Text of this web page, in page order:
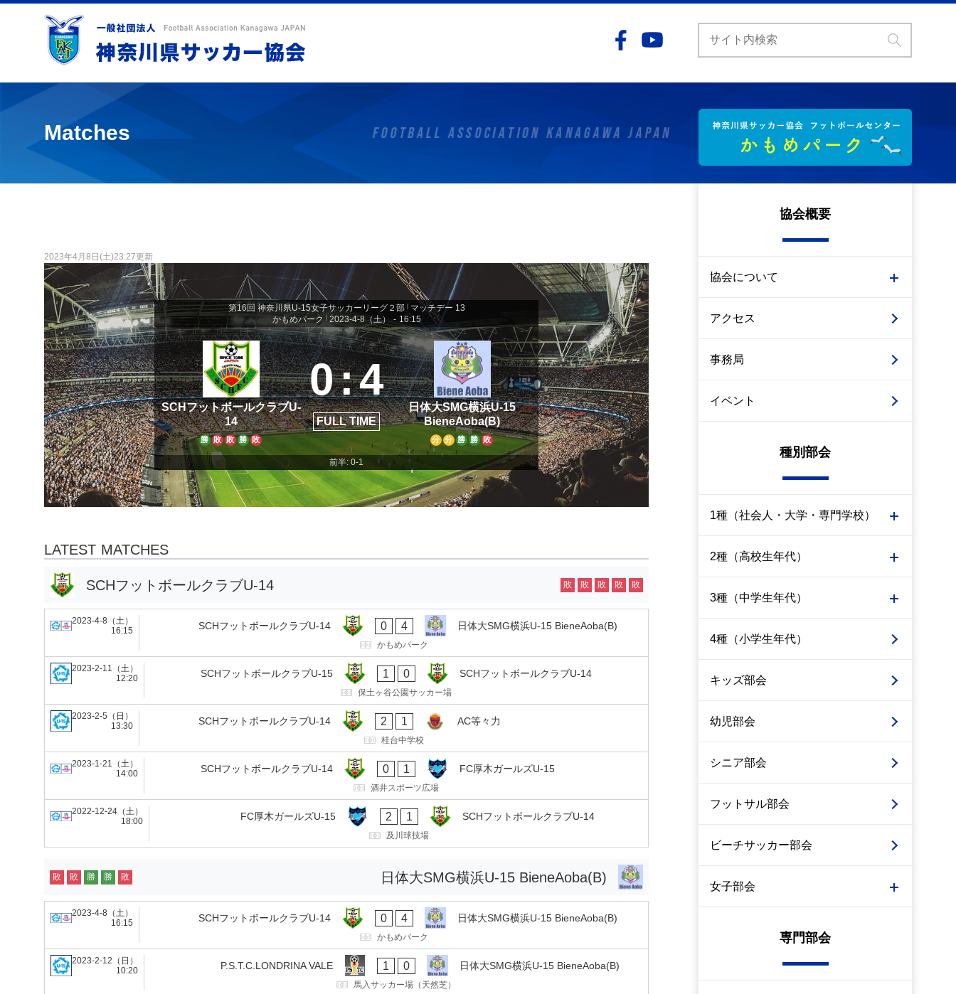
Matches
2023年4月8日(土)23:27更新
第16回 神奈川県U-15女子サッカーリーグ２部
マッチデー 13
かもめパーク
2023-4-8（土） - 16:15
SCHフットボールクラブU-
14
勝 敗 敗 勝 敗
0:4
FULL TIME
日体大SMG横浜U-15
BieneAoba(B)
分 分 勝 勝 敗
前半: 0-1
LATEST MATCHES
SCHフットボールクラブU-14 敗 敗 敗 敗 敗
2023-4-8（土）
16:15
SCHフットボールクラブU-14 0 4 日体大SMG横浜U-15 BieneAoba(B)
かもめパーク
2023-2-11（土）
12:20
SCHフットボールクラブU-15 1 0 SCHフットボールクラブU-14
保土ヶ谷公園サッカー場
2023-2-5（日）
13:30
SCHフットボールクラブU-14 2 1 AC等々力
桂台中学校
2023-1-21（土）
14:00
SCHフットボールクラブU-14 0 1 FC厚木ガールズU-15
酒井スポーツ広場
2022-12-24（土）
18:00
FC厚木ガールズU-15 2 1 SCHフットボールクラブU-14
及川球技場
日体大SMG横浜U-15 BieneAoba(B)
敗 敗 勝 勝 敗
2023-4-8（土）
16:15
SCHフットボールクラブU-14 0 4 日体大SMG横浜U-15 BieneAoba(B)
かもめパーク
2023-2-12（日）
10:20
P.S.T.C.LONDRINA VALE 1 0 日体大SMG横浜U-15 BieneAoba(B)
馬入サッカー場（天然芝）
協会概要
協会について
アクセス
事務局
イベント
種別部会
1種（社会人・大学・専門学校）
2種（高校生年代）
3種（中学生年代）
4種（小学生年代）
キッズ部会
幼児部会
シニア部会
フットサル部会
ビーチサッカー部会
女子部会
専門部会